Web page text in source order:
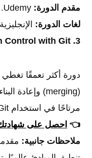
مقدم الدورة:
لغات الدورة:
3. Version Control with Git
مرتاحًا في استخدام Git في بيئة فريق احترافية.
👈 احصل على
ملاحظات جانبية: